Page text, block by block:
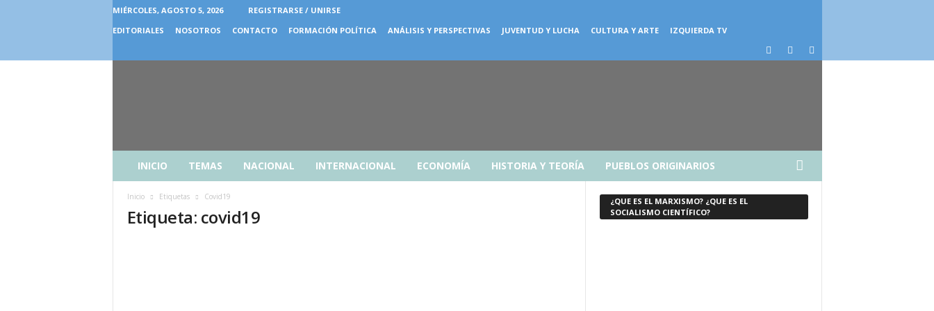
MIÉRCOLES, AGOSTO 5, 2026
REGISTRARSE / UNIRSE
EDITORIALES
NOSOTROS CONTACTO FORMACIÓN POLÍTICA ANÁLISIS Y PERSPECTIVAS JUVENTUD Y LUCHA CULTURA Y ARTE IZQUIERDA TV
INICIO TEMAS NACIONAL INTERNACIONAL ECONOMÍA HISTORIA Y TEORÍA PUEBLOS ORIGINARIOS
Inicio Etiquetas Covid19
Etiqueta: covid19
¿QUE ES EL MARXISMO? ¿QUE ES EL
SOCIALISMO CIENTÍFICO?